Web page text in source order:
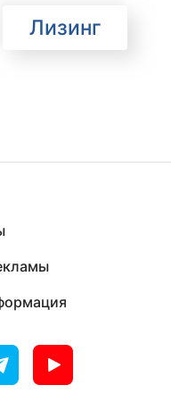
Лизинг